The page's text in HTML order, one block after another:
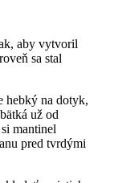
aby vytvoril
sa stal
hebký na dotyk,
už od
mantinel
pred tvrdými